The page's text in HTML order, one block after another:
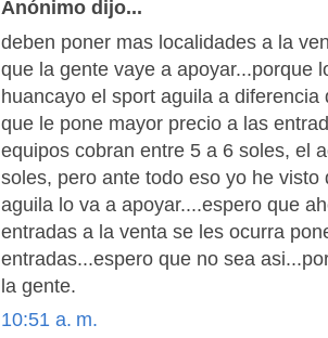
Anónimo dijo...
deben poner mas localidades a la
que la gente vaye a apoyar...porque
huancayo el sport aguila a
que le pone mayor precio a las
equipos cobran entre 5 a 6 soles, el
soles, pero ante todo eso yo he visto
aguila lo va a apoyar....espero que
entradas a la venta se les ocurra
entradas...espero que no sea
la gente.
10:51 a. m.